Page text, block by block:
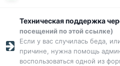
Техническая поддержка
посещений по этой ссылке)
Если у вас случилась беда,
причине, нужна помощь
воспользоваться одной из